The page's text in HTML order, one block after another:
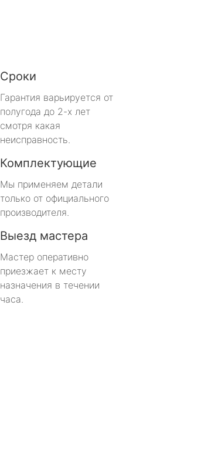
Сроки
Гарантия варьируется от
полугода до 2-х лет
смотря какая
неисправность.
Комплектующие
Мы применяем детали
только от официального
производителя.
Выезд мастера
Мастер оперативно
приезжает к месту
назначения в течении
часа.